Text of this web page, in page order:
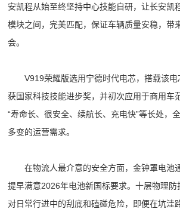
安凯程从始至终坚持中心技能自研，让长安凯
模块之间，完美匹配，保证车辆质量安稳，带
会。
V919荣耀版选用宁德时代电芯，搭载该电
获国家科技技能进步奖，并初次应用于商用车
“寿命长、很安全、续航长、充电快”等长处，
多变的运营需求。
在物流人最介意的安全方面，金钟罩电池通
提早满意2026年电池新国标要求。十层物理
对日常行进中的刮底和磕碰危险，即便在坑洼